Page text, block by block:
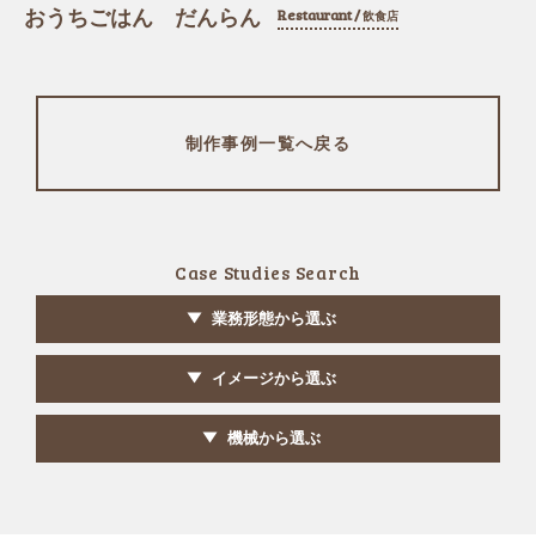
おうちごはん だんらん Restaurant /飲食店
制作事例一覧へ戻る
Case Studies Search
業務形態から選ぶ
イメージから選ぶ
機械から選ぶ